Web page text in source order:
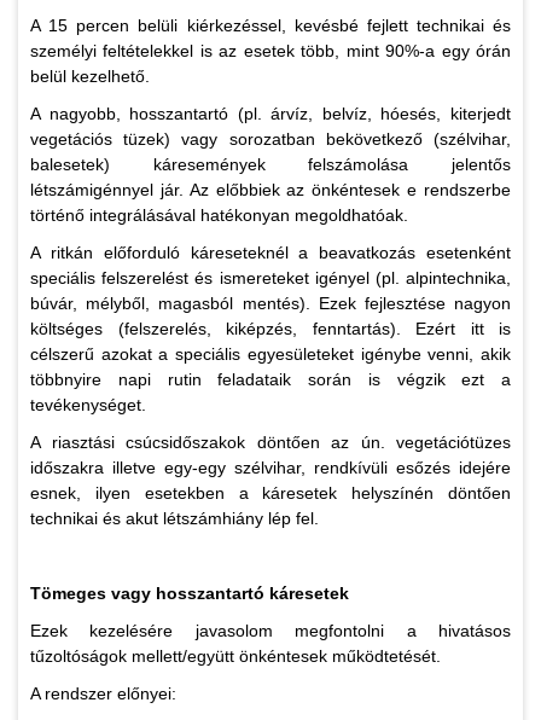
A 15 percen belüli kiérkezéssel, kevésbé fejlett technikai és
személyi feltételekkel is az esetek több, mint 90%-a egy órán
belül kezelhető.
A nagyobb, hosszantartó (pl. árvíz, belvíz, hóesés, kiterjedt
vegetációs tüzek) vagy sorozatban bekövetkező (szélvihar,
balesetek) káresemények felszámolása jelentős
létszámigénnyel jár. Az előbbiek az önkéntesek e rendszerbe
történő integrálásával hatékonyan megoldhatóak.
A ritkán előforduló káreseteknél a beavatkozás esetenként
speciális felszerelést és ismereteket igényel (pl. alpintechnika,
búvár, mélyből, magasból mentés). Ezek fejlesztése nagyon
költséges (felszerelés, kiképzés, fenntartás). Ezért itt is
célszerű azokat a speciális egyesületeket igénybe venni, akik
többnyire napi rutin feladataik során is végzik ezt a
tevékenységet.
A riasztási csúcsidőszakok döntően az ún. vegetációtüzes
időszakra illetve egy-egy szélvihar, rendkívüli esőzés idejére
esnek, ilyen esetekben a káresetek helyszínén döntően
technikai és akut létszámhiány lép fel.
Tömeges vagy hosszantartó káresetek
Ezek kezelésére javasolom megfontolni a hivatásos
tűzoltóságok mellett/együtt önkéntesek működtetését.
A rendszer előnyei: